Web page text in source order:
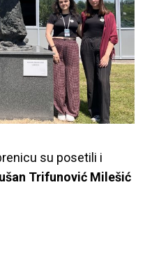
su posetili i
Trifunović Milešić